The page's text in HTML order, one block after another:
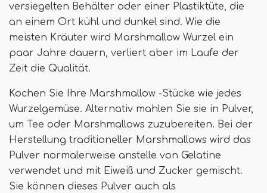
versiegelten Behälter oder einer Plastiktüte, die
an einem Ort kühl und dunkel sind. Wie die
meisten Kräuter wird Marshmallow Wurzel ein
paar Jahre dauern, verliert aber im Laufe der
Zeit die Qualität.
Kochen Sie Ihre Marshmallow -Stücke wie jedes
Wurzelgemüse. Alternativ mahlen Sie sie in Pulver,
um Tee oder Marshmallows zuzubereiten. Bei der
Herstellung traditioneller Marshmallows wird das
Pulver normalerweise anstelle von Gelatine
verwendet und mit Eiweiß und Zucker gemischt.
Sie können dieses Pulver auch als